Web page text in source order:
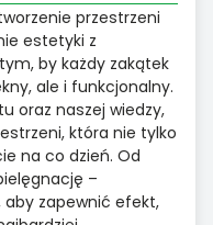
przestrzeni
estetyki z
by każdy zakątek
ale i funkcjonalny.
oraz naszej wiedzy,
która nie tylko
na co dzień. Od
–
zapewnić efekt,